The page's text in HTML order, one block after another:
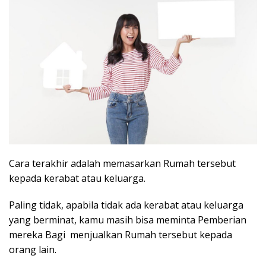
Cara terakhir adalah memasarkan Rumah tersebut
kepada kerabat atau keluarga.
Paling tidak, apabila tidak ada kerabat atau keluarga
yang berminat, kamu masih bisa meminta Pemberian
mereka Bagi menjualkan Rumah tersebut kepada
orang lain.